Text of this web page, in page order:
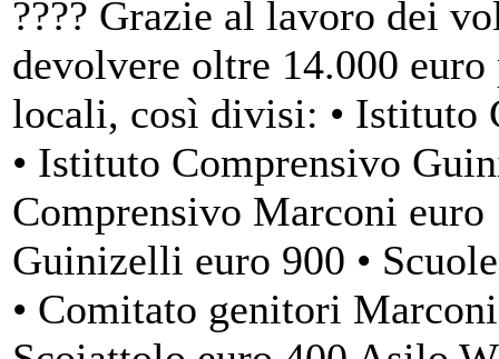
???? Grazie al lavoro dei
devolvere oltre 14.000
locali, così divisi: • Istituto
• Istituto Comprensivo
Comprensivo Marconi
Guinizelli euro 900 •
• Comitato genitori